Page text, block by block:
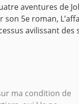
aventures de
son 5e roman,
avilissant
ma condition de